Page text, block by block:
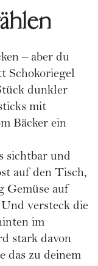
– aber du
Schokoriegel
dunkler
mit
Bäcker ein
sichtbar und
auf den Tisch,
Gemüse auf
versteck die
im
stark davon
das zu deinem